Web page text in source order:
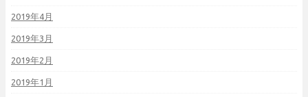
2019年4月
2019年3月
2019年2月
2019年1月